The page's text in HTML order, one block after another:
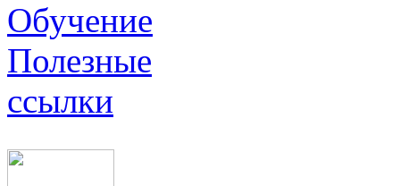
Обучение
Полезные
ссылки